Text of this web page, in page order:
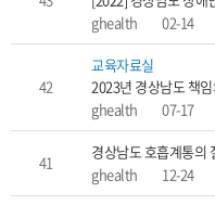
ghealth
02-14
42
교육자료실
2023년 경상남도 책
ghealth
07-17
41
경상남도 호흡계통의
ghealth
12-24